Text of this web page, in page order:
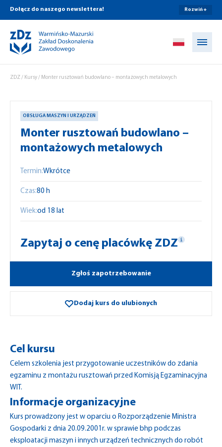
Dołącz do naszego newslettera! Rozwiń +
ZDZ/ Kursy/ Monter rusztowań budowlano – montażowych metalowych
OBSŁUGA MASZYN I URZĄDZEŃ
Monter rusztowań budowlano –
montażowych metalowych
Termin:Wkrótce
Czas:80 h
Wiek:od 18 lat
Zapytaj o cenę placówkę ZDZ
Zgłoś zapotrzebowanie
Dodaj kurs do ulubionych
Cel kursu
Celem szkolenia jest przygotowanie uczestników do zdania
egzaminu z montażu rusztowań przed Komisją Egzaminacyjna
WIT.
Informacje organizacyjne
Kurs prowadzony jest w oparciu o Rozporządzenie Ministra
Gospodarki z dnia 20.09.2001r. w sprawie bhp podczas
eksploatacji maszyn i innych urządzeń technicznych do robót